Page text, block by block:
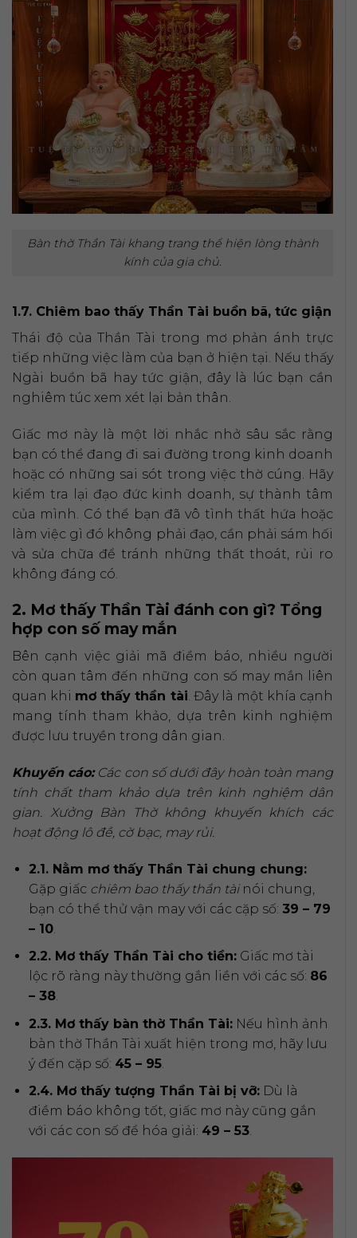
Bàn thờ Thần Tài khang trang thể hiện lòng thành
kính của gia chủ.
1.7. Chiêm bao thấy Thần Tài buồn bã, tức giận
Thái độ của Thần Tài trong mơ phản ánh trực
tiếp những việc làm của bạn ở hiện tại. Nếu thấy
Ngài buồn bã hay tức giận, đây là lúc bạn cần
nghiêm túc xem xét lại bản thân.
Giấc mơ này là một lời nhắc nhở sâu sắc rằng
bạn có thể đang đi sai đường trong kinh doanh
hoặc có những sai sót trong việc thờ cúng. Hãy
kiểm tra lại đạo đức kinh doanh, sự thành tâm
của mình. Có thể bạn đã vô tình thất hứa hoặc
làm việc gì đó không phải đạo, cần phải sám hối
và sửa chữa để tránh những thất thoát, rủi ro
không đáng có.
2. Mơ thấy Thần Tài đánh con gì? Tổng
hợp con số may mắn
Bên cạnh việc giải mã điềm báo, nhiều người
còn quan tâm đến những con số may mắn liên
quan khi mơ thấy thần tài. Đây là một khía cạnh
mang tính tham khảo, dựa trên kinh nghiệm
được lưu truyền trong dân gian.
Khuyến cáo:Các con số dưới đây hoàn toàn mang
tính chất tham khảo dựa trên kinh nghiệm dân
gian. Xưởng Bàn Thờ không khuyến khích các
hoạt động lô đề, cờ bạc, may rủi.
2.1. Nằm mơ thấy Thần Tài chung chung:
Gặp giấc chiêm bao thấy thần tàinói chung,
bạn có thể thử vận may với các cặp số: 39 – 79
– 10.
2.2. Mơ thấy Thần Tài cho tiền:Giấc mơ tài
lộc rõ ràng này thường gắn liền với các số: 86
– 38.
2.3. Mơ thấy bàn thờ Thần Tài:Nếu hình ảnh
bàn thờ Thần Tài xuất hiện trong mơ, hãy lưu
ý đến cặp số: 45 – 95.
2.4. Mơ thấy tượng Thần Tài bị vỡ:Dù là
điềm báo không tốt, giấc mơ này cũng gắn
với các con số để hóa giải: 49 – 53.